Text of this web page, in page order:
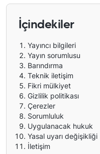
İçindekiler
Yayıncı bilgileri
Yayın sorumlusu
Barındırma
Teknik iletişim
Fikri mülkiyet
Gizlilik politikası
Çerezler
Sorumluluk
Uygulanacak hukuk
Yasal uyarı değişikliği
İletişim